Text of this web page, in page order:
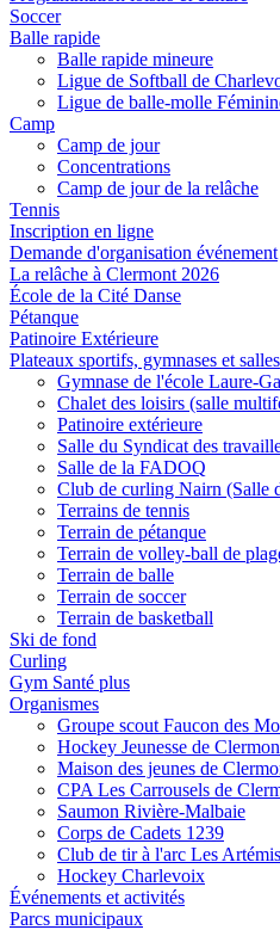
Soccer
Balle rapide
Balle rapide mineure
Ligue de Softball de
Ligue de balle-molle
Camp
Camp de jour
Concentrations
Camp de jour de la relâche
Tennis
Inscription en ligne
Demande d'organisation événement
La relâche à Clermont 2026
École de la Cité Danse
Pétanque
Patinoire Extérieure
Plateaux sportifs, gymnases et salles
Gymnase de l'école Laure-
Chalet des loisirs (salle
Patinoire extérieure
Salle du Syndicat des
Salle de la FADOQ
Club de curling Nairn (Salle
Terrains de tennis
Terrain de pétanque
Terrain de volley-ball de
Terrain de balle
Terrain de soccer
Terrain de basketball
Ski de fond
Curling
Gym Santé plus
Organismes
Groupe scout Faucon des
Hockey Jeunesse de
Maison des jeunes de
CPA Les Carrousels de
Saumon Rivière-Malbaie
Corps de Cadets 1239
Club de tir à l'arc Les Artémis
Hockey Charlevoix
Événements et activités
Parcs municipaux